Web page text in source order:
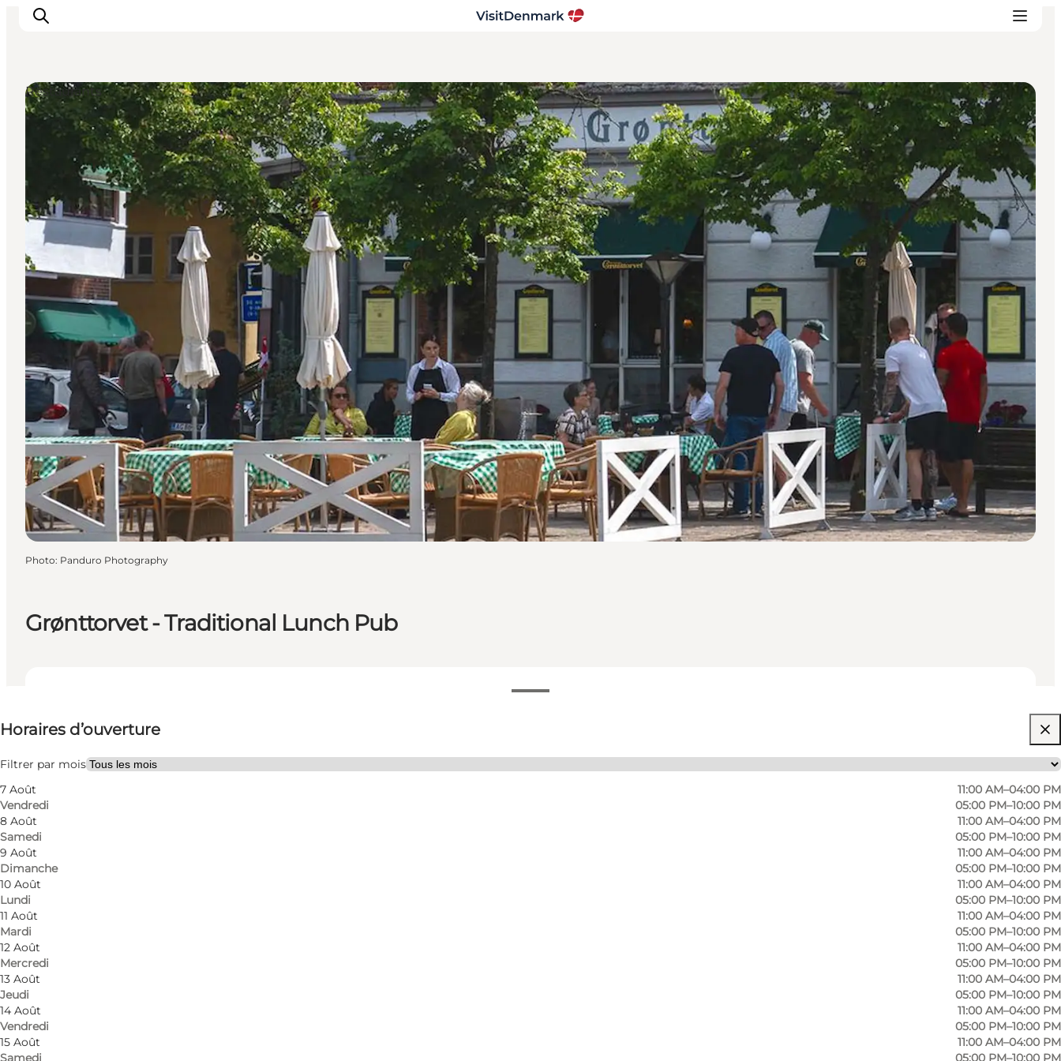
Inspirations
Destinations
Quoi faire
Hébergements
Planifiez votre voyage
Grønttorvet - Traditional Lunch Pub
Horaires d’ouverture
Filtrer par mois
7 Août
Vendredi
11:00 AM–04:00 PM
05:00 PM–10:00 PM
8 Août
Samedi
11:00 AM–04:00 PM
05:00 PM–10:00 PM
9 Août
Dimanche
11:00 AM–04:00 PM
05:00 PM–10:00 PM
10 Août
Lundi
11:00 AM–04:00 PM
05:00 PM–10:00 PM
11 Août
Mardi
11:00 AM–04:00 PM
05:00 PM–10:00 PM
12 Août
Mercredi
11:00 AM–04:00 PM
05:00 PM–10:00 PM
13 Août
Jeudi
11:00 AM–04:00 PM
05:00 PM–10:00 PM
14 Août
Vendredi
11:00 AM–04:00 PM
05:00 PM–10:00 PM
15 Août
Samedi
11:00 AM–04:00 PM
05:00 PM–10:00 PM
Visiter le site web
My partner, Friends
Restaurants
Photo: Panduro Photography